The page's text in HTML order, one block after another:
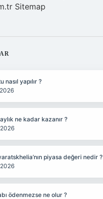
Sitemap
nasıl yapılır ?
ne kadar kazanır ?
piyasa değeri nedir ?
ödenmezse ne olur ?